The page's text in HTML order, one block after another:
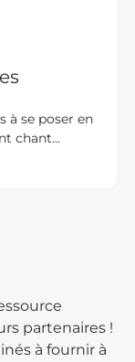
à se poser en
chant...
partenaires !
à fournir à